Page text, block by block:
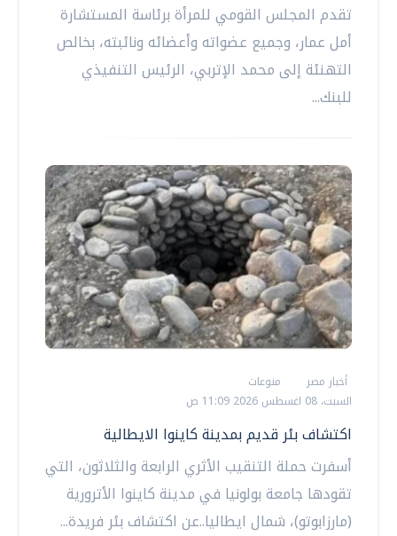
تقدم المجلس القومي للمرأة برئاسة المستشارة
أمل عمار، وجميع عضواته وأعضائه ونائبته، بخالص
التهنئة إلى محمد الإتربي، الرئيس التنفيذي
للبنك...
أخبار مصر
منوعات
السبت، 08 اغسطس 2026 11:09 ص
اكتشاف بئر قديم بمدينة كاينوا الايطالية
أسفرت حملة التنقيب الأثري الرابعة والثلاثون، التي
تقودها جامعة بولونيا في مدينة كاينوا الأترورية
(مارزابوتو)، شمال ايطاليا..عن اكتشاف بئر فريدة...